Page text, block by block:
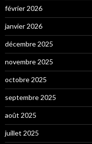
février 2026
janvier 2026
décembre 2025
novembre 2025
octobre 2025
septembre 2025
août 2025
juillet 2025